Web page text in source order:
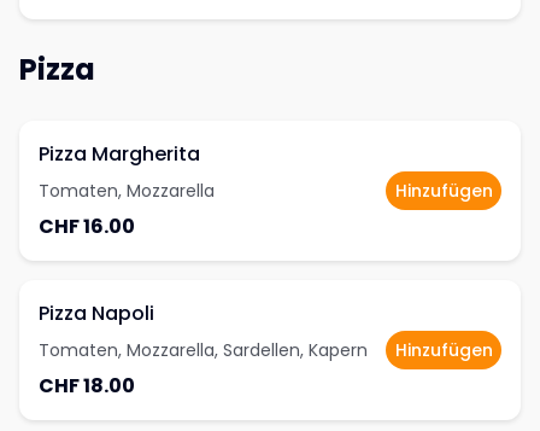
Pizza
Pizza Margherita
Tomaten, Mozzarella
CHF 16.00
Hinzufügen
Pizza Napoli
Tomaten, Mozzarella, Sardellen, Kapern
CHF 18.00
Hinzufügen